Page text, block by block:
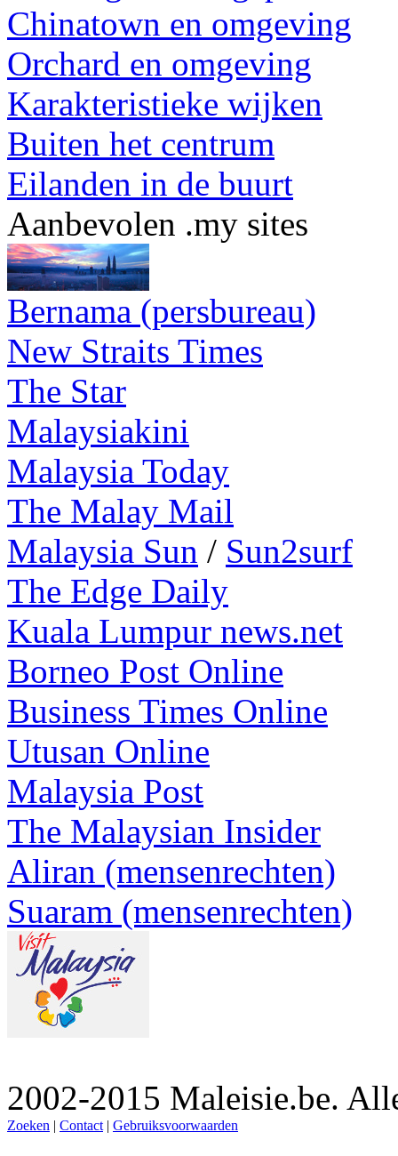
Chinatown en omgeving
Orchard en omgeving
Karakteristieke wijken
Buiten het centrum
Eilanden in de buurt
Aanbevolen .my sites
Bernama (persbureau)
New Straits Times
The Star
Malaysiakini
Malaysia Today
The Malay Mail
Malaysia Sun / Sun2surf
The Edge Daily
Kuala Lumpur news.net
Borneo Post Online
Business Times Online
Utusan Online
Malaysia Post
The Malaysian Insider
Aliran (mensenrechten)
Suaram (mensenrechten)
2002-2015 Maleisie.be.
Zoeken | Contact | Gebruiksvoorwaarden